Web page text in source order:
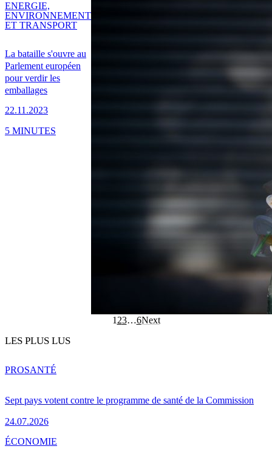
La bataille s'ouvre au
Parlement européen
pour verdir les
emballages
22.11.2023
ENERGIE,
ENVIRONNEMENT
ET TRANSPORT
5 MINUTES
1 23…6Next
LES PLUS LUS
Sept pays votent contre le programme de santé de la Commission
24.07.2026
PROSANTÉ
ÉCONOMIE